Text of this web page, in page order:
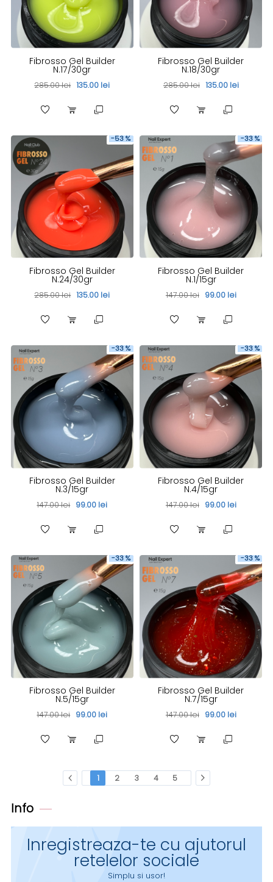
Fibrosso Gel Builder
N.17/30gr
285.00 lei 135.00 lei
Fibrosso Gel Builder
N.18/30gr
285.00 lei 135.00 lei
-53 %
Fibrosso Gel Builder
N.24/30gr
285.00 lei 135.00 lei
-33 %
Fibrosso Gel Builder
N.1/15gr
147.00 lei 99.00 lei
-33 %
Fibrosso Gel Builder
N.3/15gr
147.00 lei 99.00 lei
-33 %
Fibrosso Gel Builder
N.4/15gr
147.00 lei 99.00 lei
-33 %
Fibrosso Gel Builder
N.5/15gr
147.00 lei 99.00 lei
-33 %
Fibrosso Gel Builder
N.7/15gr
147.00 lei 99.00 lei
1 2 3 4 5
Info
Inregistreaza-te cu ajutorul
retelelor sociale
Simplu si usor!